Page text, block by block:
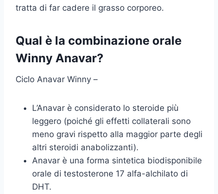
tratta di far cadere il grasso corporeo.
Qual è la combinazione orale
Winny Anavar?
Ciclo Anavar Winny –
L’Anavar è considerato lo steroide più
leggero (poiché gli effetti collaterali sono
meno gravi rispetto alla maggior parte degli
altri steroidi anabolizzanti).
Anavar è una forma sintetica biodisponibile
orale di testosterone 17 alfa-alchilato di
DHT.